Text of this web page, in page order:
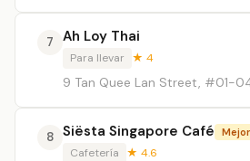
7 Ah Loy Thai
Para llevar ★ 4
9 Tan Quee Lan Street, #01-
8 Siësta Singapore Café
Cafetería ★ 4.6